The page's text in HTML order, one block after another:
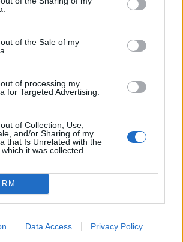
of the Sale of my
of processing my
for Targeted Advertising.
of Collection, Use,
and/or Sharing of my
that Is Unrelated with the
it was collected.
Data Access Privacy Policy